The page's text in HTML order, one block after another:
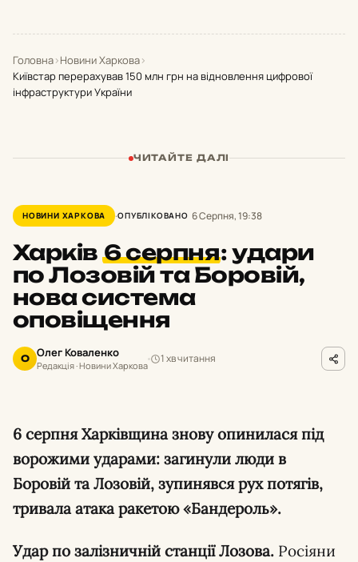
Головна›Новини Харкова›
Київстар перерахував 150 млн грн на відновлення цифрової
інфраструктури України
ЧИТАЙТЕ ДАЛІ
НОВИНИ ХАРКОВА ОПУБЛІКОВАНО 6 Серпня, 19:38
Харків6 серпня:удари
по Лозовій та Боровій,
нова система
оповіщення
О Олег Коваленко
Редакція · Новини Харкова
1 хв читання
6 серпня Харківщина знову опинилася під
ворожими ударами: загинули люди в
Боровій та Лозовій, зупинявся рух потягів,
тривала атака ракетою «Бандероль».
Удар по залізничній станції Лозова. Росіяни